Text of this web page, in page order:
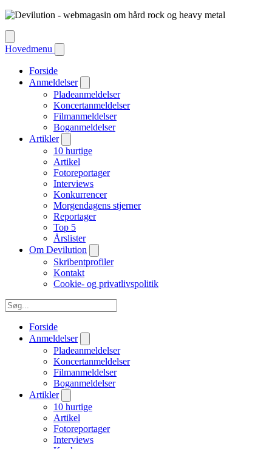
Hovedmenu
Forside
Anmeldelser
Pladeanmeldelser
Koncertanmeldelser
Filmanmeldelser
Boganmeldelser
Artikler
10 hurtige
Artikel
Fotoreportager
Interviews
Konkurrencer
Morgendagens stjerner
Reportager
Top 5
Årslister
Om Devilution
Skribentprofiler
Kontakt
Cookie- og privatlivspolitik
Forside
Anmeldelser
Pladeanmeldelser
Koncertanmeldelser
Filmanmeldelser
Boganmeldelser
Artikler
10 hurtige
Artikel
Fotoreportager
Interviews